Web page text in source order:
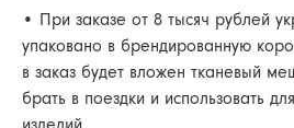
• При заказе от 8 тысяч рублей
упаковано в брендированную
в заказ будет вложен тканевый
брать в поездки и использовать
изделий.
ОФЕРТА